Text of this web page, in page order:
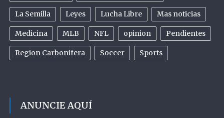
La Semilla Leyes Lucha Libre Mas noticias
Medicina MLB NFL opinion Pendientes
Region Carbonifera Soccer Sports
ANUNCIE AQUÍ